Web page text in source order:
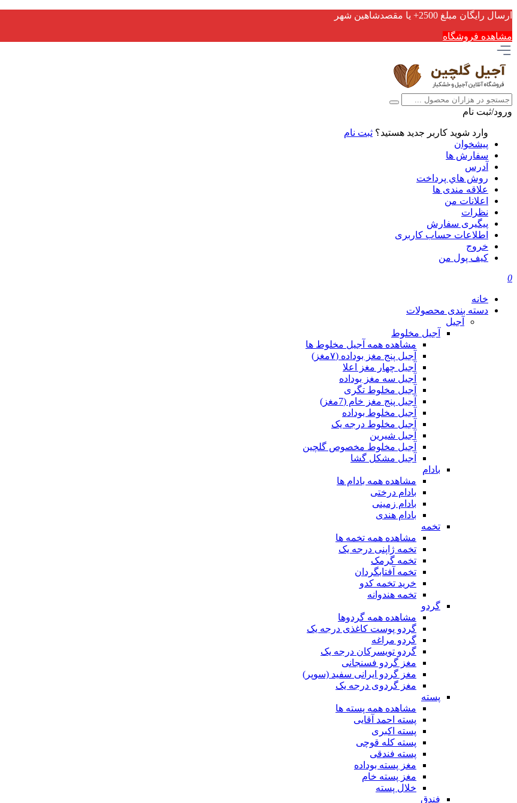
ارسال رایگان مبلغ 2500+ یا مقصدشاهین شهر
مشاهده فروشگاه
ورود/ثبت نام
وارد شوید کاربر جدید هستید؟ ثبت نام
پیشخوان
سفارش ها
آدرس
روش هاي پرداخت
علاقه مندی ها
اعلانات من
نظرات
پیگیری سفارش
اطلاعات حساب كاربری
خروج
کیف پول من
0
خانه
دسته بندی محصولات
آجیل
آجیل مخلوط
مشاهده همه آجیل مخلوط ها
آجیل پنج مغز بوداده (۷مغز)
آجیل چهار مغز اعلا
آجیل سه مغز بوداده
آجیل مخلوط تگری
آجیل پنج مغز خام (7مغز)
آجیل مخلوط بوداده
آجیل مخلوط درجه یک
آجیل شیرین
آجیل مخلوط مخصوص گلچین
آجیل مشکل گشا
بادام
مشاهده همه بادام ها
بادام درختی
بادام زمینی
بادام هندی
تخمه
مشاهده همه تخمه ها
تخمه ژاپنی درجه یک
تخمه گرمک
تخمه آفتابگردان
خرید تخمه کدو
تخمه هندوانه
گردو
مشاهده همه گردوها
گردو پوست کاغذی درجه یک
گردو مراغه
گردو تویسرکان درجه یک
مغز گردو فسنجانی
مغز گردو ایرانی سفید (سوپر)
مغز گردوی درجه یک
پسته
مشاهده همه پسته ها
پسته احمد آقایی
پسته اکبری
پسته کله قوچی
پسته فندقی
مغز پسته بوداده
مغز پسته خام
خلال پسته
فندق